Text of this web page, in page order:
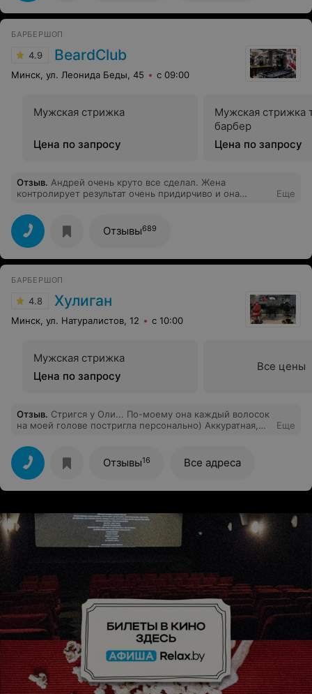
молчу. Ни разу пока ждала сына, никто не предложил
даже воды. Волосы моют через раз. Не советую.
БАРБЕРШОП
4.9 BeardClub
Минск, ул. Леонида Беды, 45 с 09:00
Мужская стрижка
Цена по запросу
Мужская стрижка
барбер
Цена по запросу
Отзыв. Андрей очень круто все сделал. Жена
контролирует результат очень придирчиво и она
Андрей! P. S. Андрей, запомни плиз мою стрижку.
Чтоб в след раз все то же самое было в точности.
Спасибо!
Еще
Отзывы689
БАРБЕРШОП
4.8 Хулиган
Минск, ул. Натуралистов, 12 с 10:00
Мужская стрижка
Цена по запросу
Все цены
Отзыв. Стригся у Оли... По-моему она каждый волосок
на моей голове постригла персонально) Аккуратная,
молодец!
Еще
Отзывы16 Все адреса